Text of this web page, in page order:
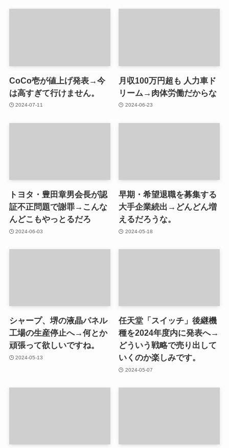
CoCo壱が値上げ発表→今
は高すぎて行けません。
2024-07-11
月収100万円超も 人力車ド
リーム→肉体労働だからな
2024-06-23
トヨタ・豊田章男会長が認
証不正問題で謝罪→こんな
んどこもやっとるだろ
2024-06-03
早期・希望退職を募集する
大手企業続出→どんどん増
えるだろうな。
2024-05-18
シャープ、堺の液晶パネル
工場の生産停止へ→何とか
頑張って欲しいですね。
2024-05-13
任天堂「スイッチ」後継機
種を2024年度内に発表へ→
どういう戦略で売り出して
いくのか楽しみです。
2024-05-07